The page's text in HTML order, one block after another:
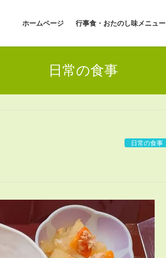
ホームページ 行事食・おたのし味メニュー
日常の食事
日常の食事